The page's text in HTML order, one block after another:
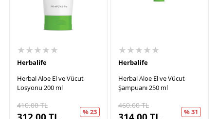
★★★★★
Herbalife
Herbal Aloe El ve Vücut
Losyonu 200 ml
410.00TL
% 23
★★★★★
Herbalife
Herbal Aloe El ve Vücut
Şampuanı 250 ml
460.00TL
% 31